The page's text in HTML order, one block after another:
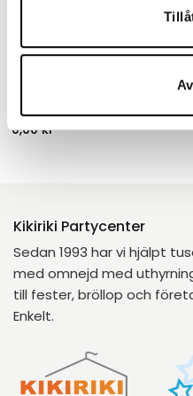
0,00kr
Kikiriki Partycenter
Sedan 1993 har vi hjälpt
med omnejd med
till fester, bröllop och
Enkelt.